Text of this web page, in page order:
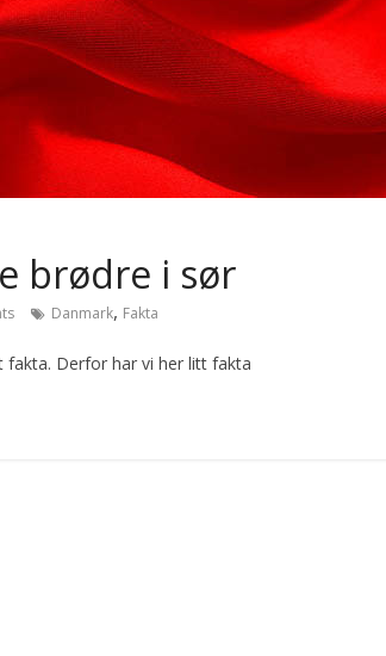
brødre i sør
Danmark, Fakta
fakta. Derfor har vi her litt fakta